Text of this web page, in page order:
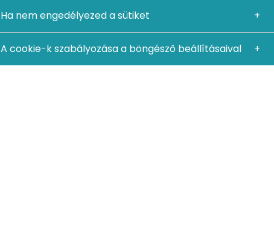
Ha nem engedélyezed a sütiket
A cookie-k szabályozása a böngésző beállításaival